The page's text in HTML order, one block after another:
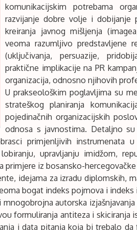
komunikacijskim potrebama
razvijanje dobre volje i dobijanje
kreiranja javnog mišljenja
veoma razumljivo predstavljene
(uključivanja, persuazije,
praktične implikacije na PR
organizacija, odnosno njihovih
U prakseološkim poglavljima su
strateškog planiranja
pojedinačnih organizacijskih
odnosa s javnostima. Detaljno
primjenljivih instrumenata
upravljanju imidžom,
iz bosansko-hercegovačke
idejama za izradu diplomskih,
bogat indeks pojmova i indeks
autorska
formuliranja antiteza i skiciranja
i data pitanja koja bi trebalo